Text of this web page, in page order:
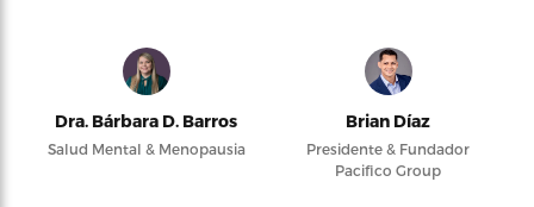
Dra. Bárbara D. Barros
Salud Mental & Menopausia
Brian Díaz
Presidente & Fundador
Pacifico Group